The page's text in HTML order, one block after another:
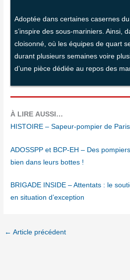
Adop­tée dans cer­taines casernes
s’inspire des sous-mari­niers. Ain­si,
cloi­son­né, où les équipes de quart
durant plu­sieurs semaines voire
d’une pièce dédiée au repos des
À LIRE AUSSI…
HISTOIRE – Sapeur-pom­pier de Paris
ADOSSPP et BCP-EH – Des
bien dans leurs bottes !
BRIGADE INSIDE – Atten­tats : le
en situa­tion d’exception
← Article précédent